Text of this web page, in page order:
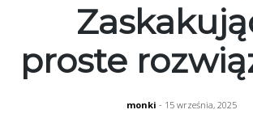
proste
monki - 15 września, 2025